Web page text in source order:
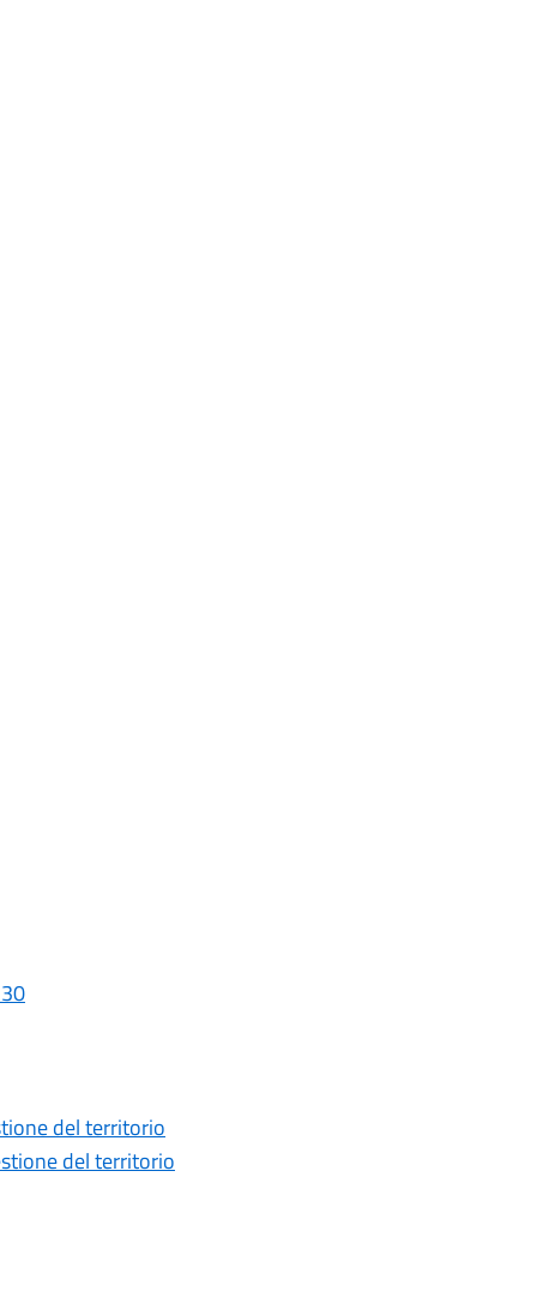
del territorio
del territorio